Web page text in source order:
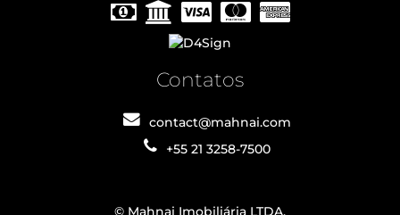
Contatos
contact@mahnai.com
+55 21 3258-7500
© Mahnai Imobiliária LTDA.